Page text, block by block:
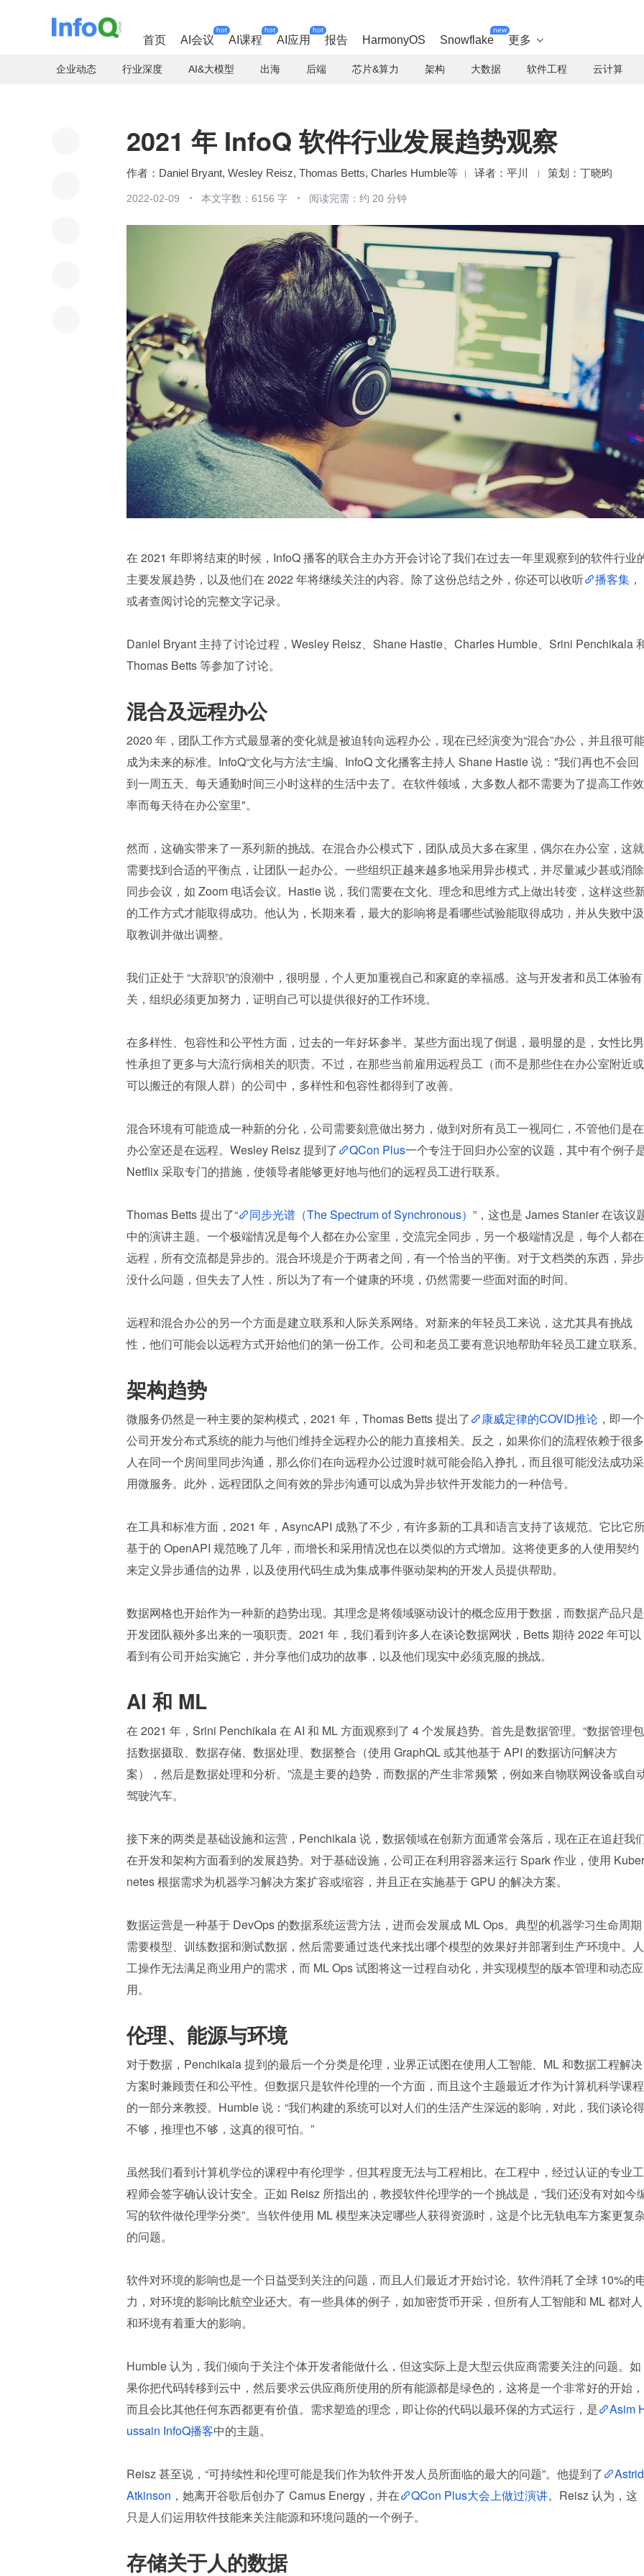
首页 AI会议
hot
AI课程
hot
AI应用
hot
报告 HarmonyOS Snowflake
new
更多 
企业动态 行业深度 AI&大模型 出海 后端 芯片&算力 架构 大数据 软件工程 云计算
2021 年 InfoQ 软件行业发展趋势观察
作者：Daniel Bryant, Wesley Reisz, Thomas Betts, Charles Humble等 平川 丁晓昀
2022-02-09 本文字数：6156 字 阅读完需：约 20 分钟
在 2021 年即将结束的时候，InfoQ 播客的联合主办方开会讨论了我们在过去一年里观察到的软件行业
主要发展趋势，以及他们在 2022 年将继续关注的内容。除了这份总结之外，你还可以收听
播客集 ，
或者查阅讨论的完整文字记录。
Daniel Bryant 主持了讨论过程，Wesley Reisz、Shane Hastie、Charles Humble、Srini Penchikala
Thomas Betts 等参加了讨论。
混合及远程办公
2020 年，团队工作方式最显著的变化就是被迫转向远程办公，现在已经演变为“混合”办公，并且很可
成为未来的标准。InfoQ“文化与方法“主编、InfoQ 文化播客主持人 Shane Hastie 说："我们再也不会回
到一周五天、每天通勤时间三小时这样的生活中去了。在软件领域，大多数人都不需要为了提高工作效
率而每天待在办公室里"。
然而，这确实带来了一系列新的挑战。在混合办公模式下，团队成员大多在家里，偶尔在办公室，这就
需要找到合适的平衡点，让团队一起办公。一些组织正越来越多地采用异步模式，并尽量减少甚或消除
同步会议，如 Zoom 电话会议。Hastie 说，我们需要在文化、理念和思维方式上做出转变，这样这些
的工作方式才能取得成功。他认为，长期来看，最大的影响将是看哪些试验能取得成功，并从失败中汲
取教训并做出调整。
我们正处于 “大辞职”的浪潮中，很明显，个人更加重视自己和家庭的幸福感。这与开发者和员工体验有
关，组织必须更加努力，证明自己可以提供很好的工作环境。
在多样性、包容性和公平性方面，过去的一年好坏参半。某些方面出现了倒退，最明显的是，女性比男
性承担了更多与大流行病相关的职责。不过，在那些当前雇用远程员工（而不是那些住在办公室附近或
可以搬迁的有限人群）的公司中，多样性和包容性都得到了改善。
混合环境有可能造成一种新的分化，公司需要刻意做出努力，做到对所有员工一视同仁，不管他们是在
办公室还是在远程。Wesley Reisz 提到了
QCon Plus一个专注于回归办公室的议题，其中有个例子
Netflix 采取专门的措施，使领导者能够更好地与他们的远程员工进行联系。
Thomas Betts 提出了“ 同步光谱（The Spectrum of Synchronous） ”，这也是 James Stanier 在该议
中的演讲主题。一个极端情况是每个人都在办公室里，交流完全同步，另一个极端情况是，每个人都在
远程，所有交流都是异步的。混合环境是介于两者之间，有一个恰当的平衡。对于文档类的东西，异步
没什么问题，但失去了人性，所以为了有一个健康的环境，仍然需要一些面对面的时间。
远程和混合办公的另一个方面是建立联系和人际关系网络。对新来的年轻员工来说，这尤其具有挑战
性，他们可能会以远程方式开始他们的第一份工作。公司和老员工要有意识地帮助年轻员工建立联系。
架构趋势
微服务仍然是一种主要的架构模式，2021 年，Thomas Betts 提出了 康威定律的COVID推论 ，即一个
公司开发分布式系统的能力与他们维持全远程办公的能力直接相关。反之，如果你们的流程依赖于很多
人在同一个房间里同步沟通，那么你们在向远程办公过渡时就可能会陷入挣扎，而且很可能没法成功采
用微服务。此外，远程团队之间有效的异步沟通可以成为异步软件开发能力的一种信号。
在工具和标准方面，2021 年，AsyncAPI 成熟了不少，有许多新的工具和语言支持了该规范。它比它
基于的 OpenAPI 规范晚了几年，而增长和采用情况也在以类似的方式增加。这将使更多的人使用契约
来定义异步通信的边界，以及使用代码生成为集成事件驱动架构的开发人员提供帮助。
数据网格也开始作为一种新的趋势出现。其理念是将领域驱动设计的概念应用于数据，而数据产品只是
开发团队额外多出来的一项职责。2021 年，我们看到许多人在谈论数据网状，Betts 期待 2022 年可以
看到有公司开始实施它，并分享他们成功的故事，以及他们现实中必须克服的挑战。
AI 和 ML
在 2021 年，Srini Penchikala 在 AI 和 ML 方面观察到了 4 个发展趋势。首先是数据管理。“数据管理包
括数据摄取、数据存储、数据处理、数据整合（使用 GraphQL 或其他基于 API 的数据访问解决方
案），然后是数据处理和分析。”流是主要的趋势，而数据的产生非常频繁，例如来自物联网设备或自
驾驶汽车。
接下来的两类是基础设施和运营，Penchikala 说，数据领域在创新方面通常会落后，现在正在追赶我
在开发和架构方面看到的发展趋势。对于基础设施，公司正在利用容器来运行 Spark 作业，使用 Kuber
netes 根据需求为机器学习解决方案扩容或缩容，并且正在实施基于 GPU 的解决方案。
数据运营是一种基于 DevOps 的数据系统运营方法，进而会发展成 ML Ops。典型的机器学习生命周期
需要模型、训练数据和测试数据，然后需要通过迭代来找出哪个模型的效果好并部署到生产环境中。人
工操作无法满足商业用户的需求，而 ML Ops 试图将这一过程自动化，并实现模型的版本管理和动态应
用。
伦理、能源与环境
对于数据，Penchikala 提到的最后一个分类是伦理，业界正试图在使用人工智能、ML 和数据工程解决
方案时兼顾责任和公平性。但数据只是软件伦理的一个方面，而且这个主题最近才作为计算机科学课程
的一部分来教授。Humble 说：“我们构建的系统可以对人们的生活产生深远的影响，对此，我们谈论得
不够，推理也不够，这真的很可怕。”
虽然我们看到计算机学位的课程中有伦理学，但其程度无法与工程相比。在工程中，经过认证的专业工
程师会签字确认设计安全。正如 Reisz 所指出的，教授软件伦理学的一个挑战是，“我们还没有对如今
写的软件做伦理学分类”。当软件使用 ML 模型来决定哪些人获得资源时，这是个比无轨电车方案更复
的问题。
软件对环境的影响也是一个日益受到关注的问题，而且人们最近才开始讨论。软件消耗了全球 10%的
力，对环境的影响比航空业还大。有一些具体的例子，如加密货币开采，但所有人工智能和 ML 都对人
和环境有着重大的影响。
Humble 认为，我们倾向于关注个体开发者能做什么，但这实际上是大型云供应商需要关注的问题。如
果你把代码转移到云中，然后要求云供应商所使用的所有能源都是绿色的，这将是一个非常好的开始，
而且会比其他任何东西都更有价值。需求塑造的理念，即让你的代码以最环保的方式运行，是
Asim
ussain InfoQ播客中的主题。
Reisz 甚至说，“可持续性和伦理可能是我们作为软件开发人员所面临的最大的问题”。他提到了
Astrid
Atkinson ，她离开谷歌后创办了 Camus Energy，并在 QCon Plus大会上做过演讲。Reisz 认为，这
只是人们运用软件技能来关注能源和环境问题的一个例子。
存储关于人的数据